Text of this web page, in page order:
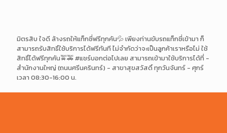
มิตรสิบ ใจดี ล้างรถให้แท็กซี่ฟรีทุกคัน💦 เพียงท่านขับรถแท็กซี่เข้ามา ก็
สามารถรับสิทธิ์ใช้บริการได้ฟรีทันที ไม่จำกัดว่าจะเป็นลูกค้าเราหรือไม่ ใช้
สิทธิ์ได้ฟรีทุกคัน🚖🚕 #แชร์บอกต่อไปเลย สามารถเข้ามาใช้บริการได้ที่ -
สำนักงานใหญ่ (ถนนศรีนครินทร์) - สาขาสุขสวัสดิ์ ทุกวันจันทร์ - ศุกร์
เวลา 08:30-16:00 น.